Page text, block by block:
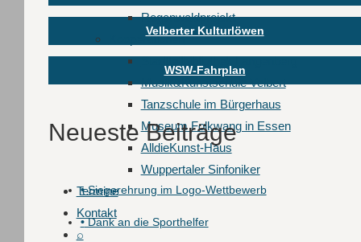
Regenwaldprojekt
Kooperationen
Stadtteilbibliothek Langenberg
Musik&Kunstschule Velbert
Tanzschule im Bürgerhaus
Museum Folkwang in Essen
AlldieKunst-Haus
Wuppertaler Sinfoniker
Termine
Kontakt
⌕
Velberter Kulturlöwen
WSW-Fahrplan
Neueste Beiträge
•Siegerehrung im Logo-Wettbewerb
•Dank an die Sporthelfer